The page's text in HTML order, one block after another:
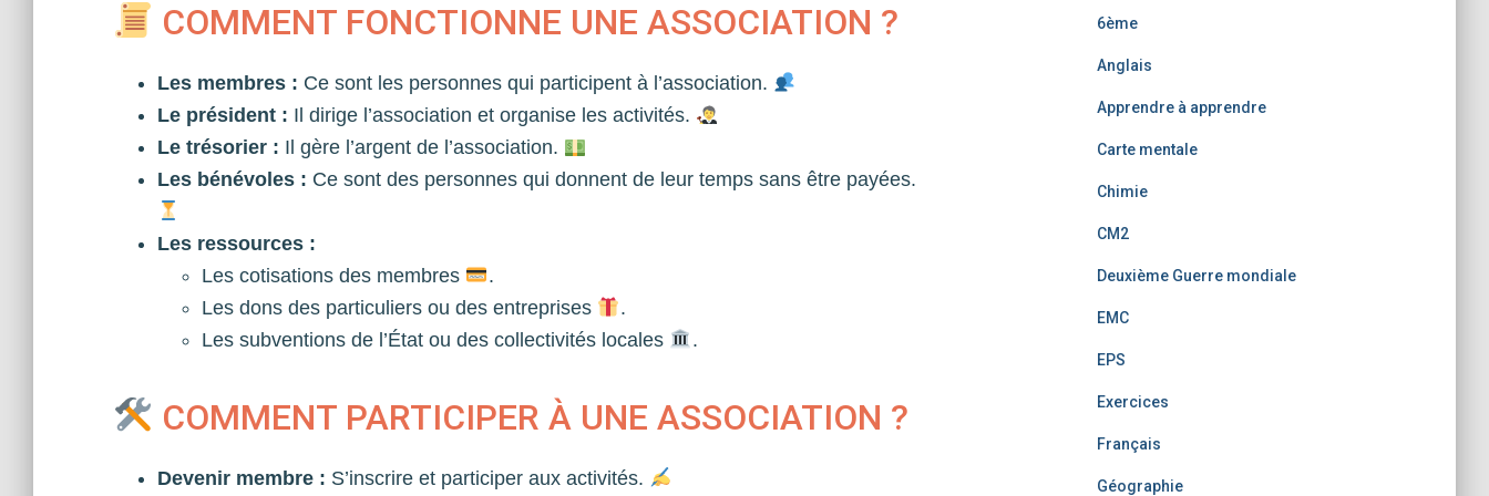
COMMENT FONCTIONNE UNE ASSOCIATION ?
Les membres : Ce sont les personnes qui participent à l’association.
Le président : Il dirige l’association et organise les activités.
Le trésorier : Il gère l’argent de l’association.
Les bénévoles : Ce sont des personnes qui donnent de leur temps sans être payées.
Les ressources :
Les cotisations des membres
.
Les dons des particuliers ou des entreprises
.
Les subventions de l’État ou des collectivités locales
.
COMMENT PARTICIPER À UNE ASSOCIATION ?
Devenir membre : S’inscrire et participer aux activités.
6ème
Anglais
Apprendre à apprendre
Carte mentale
Chimie
CM2
Deuxième Guerre mondiale
EMC
EPS
Exercices
Français
Géographie